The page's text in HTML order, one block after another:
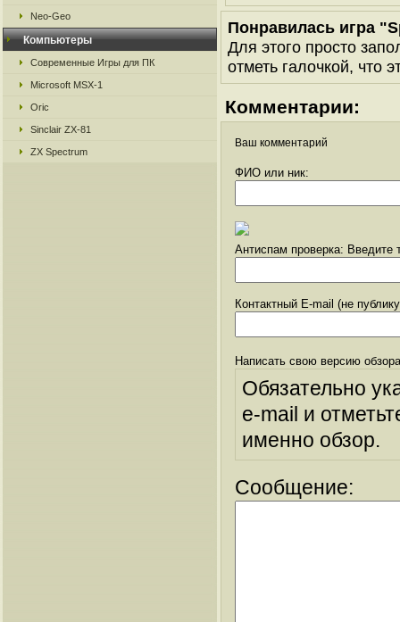
Neo-Geo
Компьютеры
Современные Игры для ПК
Microsoft MSX-1
Oric
Sinclair ZX-81
ZX Spectrum
Понравилась игра
Для этого просто
отметь галочкой, что
Комментарии:
Ваш комментарий
ФИО или ник:
Антиспам проверка: Введите
Контактный E-mail (не
Написать свою версию
Обязательно
e-mail и
именно обзор.
Сообщение: